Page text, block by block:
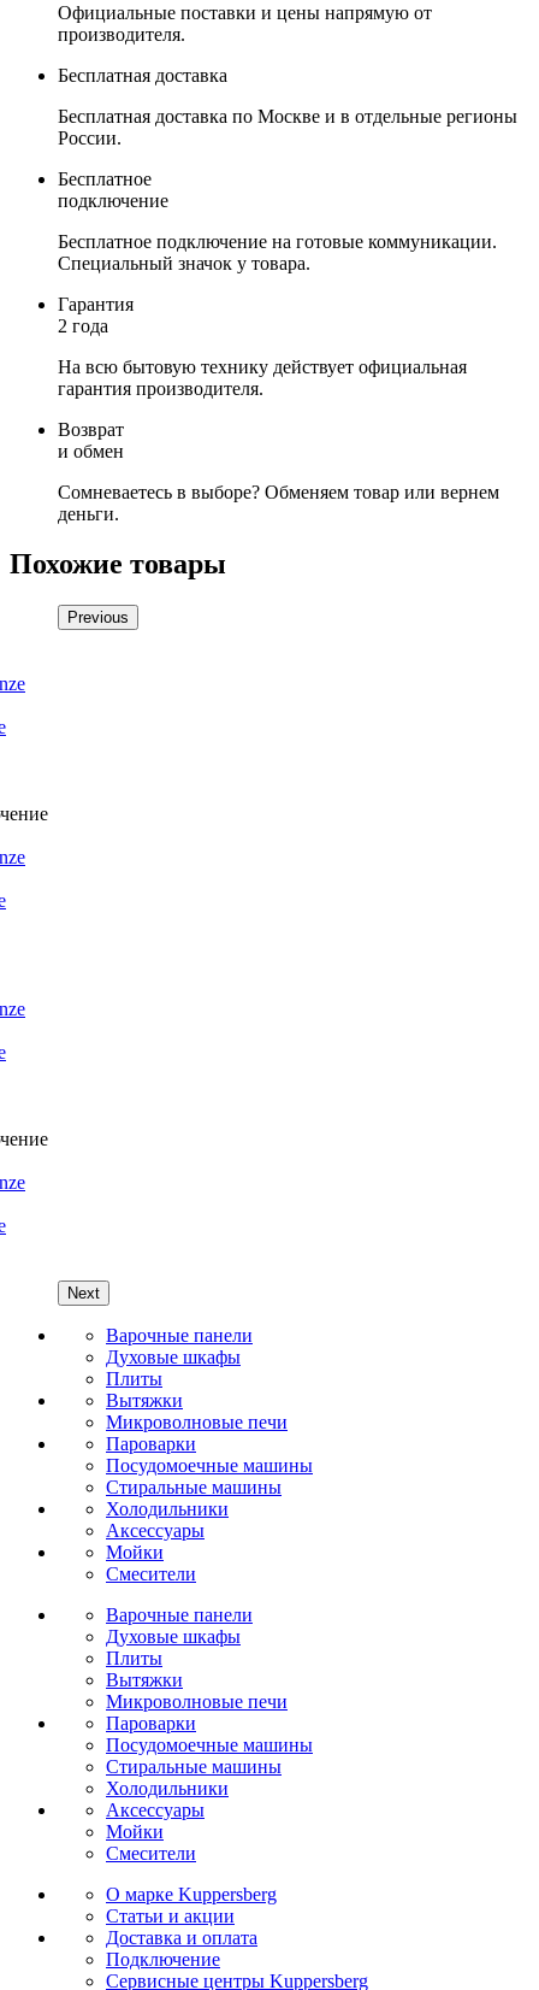
Официальные поставки и цены напрямую от
производителя.
Бесплатная доставка
Бесплатная доставка по Москве и в отдельные регионы
России.
Бесплатное
подключение
Бесплатное подключение на готовые коммуникации.
Специальный значок у товара.
Гарантия
2 года
На всю бытовую технику действует официальная
гарантия производителя.
Возврат
и обмен
Сомневаетесь в выборе? Обменяем товар или вернем
деньги.
Похожие товары
Previous
Next
Варочные панели
Духовые шкафы
Плиты
Вытяжки
Микроволновые печи
Пароварки
Посудомоечные машины
Стиральные машины
Холодильники
Аксессуары
Мойки
Cмесители
Варочные панели
Духовые шкафы
Плиты
Вытяжки
Микроволновые печи
Пароварки
Посудомоечные машины
Стиральные машины
Холодильники
Аксессуары
Мойки
Cмесители
О марке Kuppersberg
Статьи и акции
Доставка и оплата
Подключение
Сервисные центры Kuppersberg